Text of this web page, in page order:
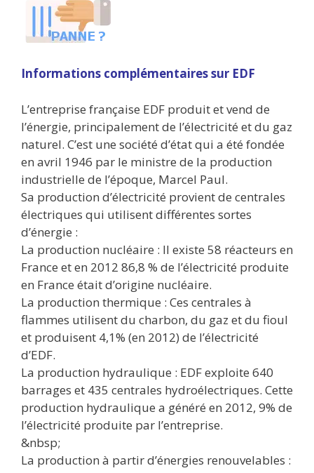
Informations complémentaires sur EDF
L’entreprise française EDF produit et vend de
l’énergie, principalement de l’électricité et du gaz
naturel. C’est une société d’état qui a été fondée
en avril 1946 par le ministre de la production
industrielle de l’époque, Marcel Paul.
Sa production d’électricité provient de centrales
électriques qui utilisent différentes sortes
d’énergie :
La production nucléaire : Il existe 58 réacteurs en
France et en 2012 86,8 % de l’électricité produite
en France était d’origine nucléaire.
La production thermique : Ces centrales à
flammes utilisent du charbon, du gaz et du fioul
et produisent 4,1% (en 2012) de l’électricité
d’EDF.
La production hydraulique : EDF exploite 640
barrages et 435 centrales hydroélectriques. Cette
production hydraulique a généré en 2012, 9% de
l’électricité produite par l’entreprise.
&nbsp;
La production à partir d’énergies renouvelables :